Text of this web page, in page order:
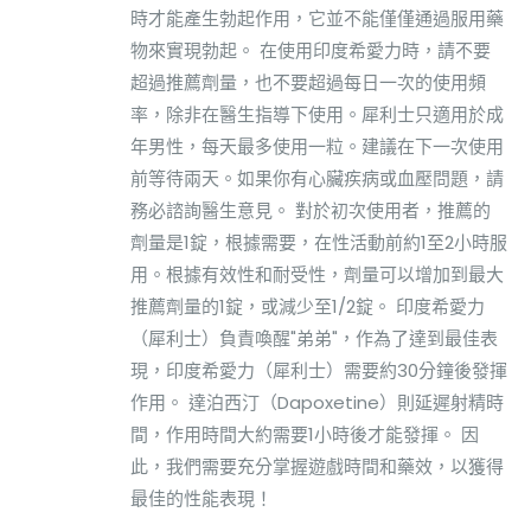
時才能產生勃起作用，它並不能僅僅通過服用藥
物來實現勃起。 在使用印度希愛力時，請不要
超過推薦劑量，也不要超過每日一次的使用頻
率，除非在醫生指導下使用。犀利士只適用於成
年男性，每天最多使用一粒。建議在下一次使用
前等待兩天。如果你有心臟疾病或血壓問題，請
務必諮詢醫生意見。 對於初次使用者，推薦的
劑量是1錠，根據需要，在性活動前約1至2小時服
用。根據有效性和耐受性，劑量可以增加到最大
推薦劑量的1錠，或減少至1/2錠。 印度希愛力
（犀利士）負責喚醒"弟弟"，作為了達到最佳表
現，印度希愛力（犀利士）需要約30分鐘後發揮
作用。 達泊西汀（Dapoxetine）則延遲射精時
間，作用時間大約需要1小時後才能發揮。 因
此，我們需要充分掌握遊戲時間和藥效，以獲得
最佳的性能表現！